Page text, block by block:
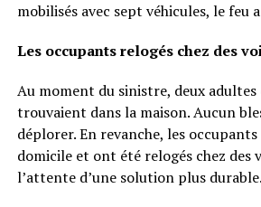
mobilisés avec sept véhicules, le feu
Les occupants relogés chez des
Au moment du sinistre, deux
trouvaient dans la maison. Aucun
déplorer. En revanche, les
domicile et ont été relogés chez des
l’attente d’une solution plus durable.